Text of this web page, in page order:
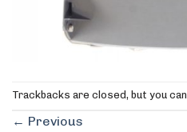
Trackbacks are closed, but you can
← Previous